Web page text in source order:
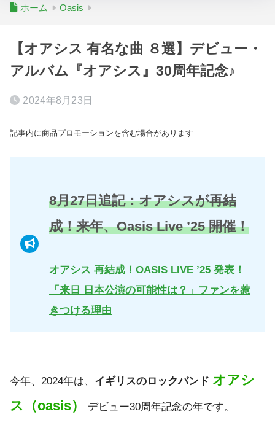
ホーム Oasis
【オアシス 有名な曲 ８選】デビュー・
アルバム『オアシス』30周年記念♪
2024年8月23日
記事内に商品プロモーションを含む場合があります
8月27日追記：オアシスが再結
成！来年、Oasis Live ’25 開催！
オアシス 再結成！OASIS LIVE ’25 発表！
「来日 日本公演の可能性は？」ファンを惹
きつける理由
今年、2024年は、 イギリスのロックバンド オアシ
ス（oasis）
デビュー30周年記念の年です。